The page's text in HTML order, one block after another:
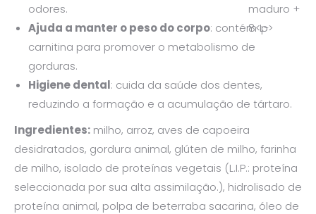
odores.
Ajuda a manter o peso do corpo: contém L-
carnitina para promover o metabolismo de
gorduras.
Higiene dental: cuida da saúde dos dentes,
reduzindo a formação e a acumulação de tártaro.
Ingredientes: milho, arroz, aves de capoeira
desidratados, gordura animal, glúten de milho, farinha
de milho, isolado de proteínas vegetais (L.I.P.: proteína
seleccionada por sua alta assimilação.), hidrolisado de
proteína animal, polpa de beterraba sacarina, óleo de